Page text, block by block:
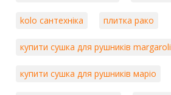
kolo сантехніка плитка рако
купити сушка для рушників margaroli
купити сушка для рушників маріо